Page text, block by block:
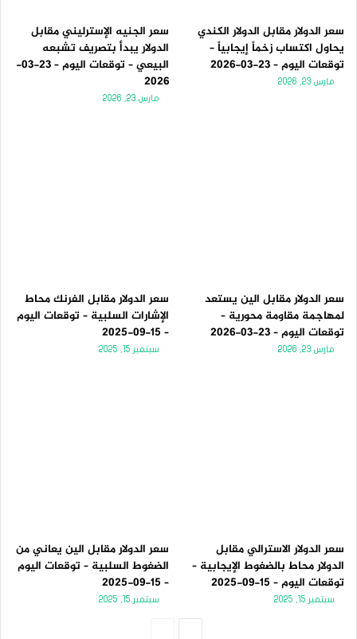
سعر الدولار مقابل الدولار الكندي
يحاول اكتساب زخماً إيجابياً –
توقعات اليوم – 23-03-2026
مارس 23, 2026
سعر الجنيه الإسترليني مقابل
الدولار يبدأ بتصريف تشبعه
البيعي – توقعات اليوم – 23-03-
2026
مارس 23, 2026
سعر الدولار مقابل الين يستعد
لمهاجمة مقاومة محورية –
توقعات اليوم – 23-03-2026
مارس 23, 2026
سعر الدولار مقابل الفرنك محاط
الإشارات السلبية – توقعات اليوم
– 15-09-2025
سبتمبر 15, 2025
سعر الدولار الاسترالي مقابل
الدولار محاط بالضغوط الإيجابية –
توقعات اليوم – 15-09-2025
سبتمبر 15, 2025
سعر الدولار مقابل الين يعاني من
الضغوط السلبية – توقعات اليوم
– 15-09-2025
سبتمبر 15, 2025